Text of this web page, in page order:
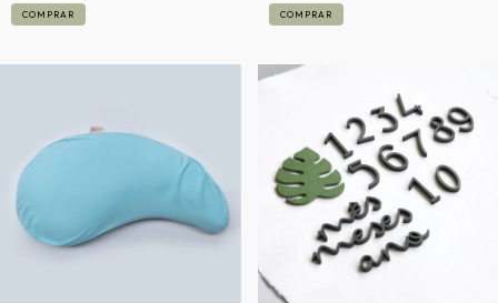
COMPRAR COMPRAR